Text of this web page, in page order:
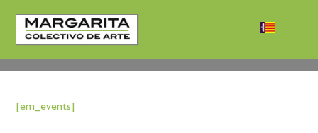
[em_events]